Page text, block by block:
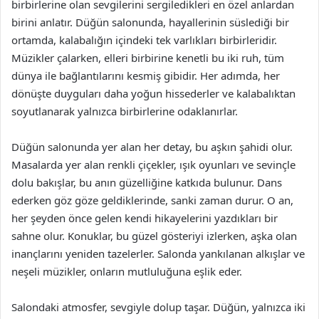
birbirlerine olan sevgilerini sergiledikleri en özel anlardan
birini anlatır. Düğün salonunda, hayallerinin süslediği bir
ortamda, kalabalığın içindeki tek varlıkları birbirleridir.
Müzikler çalarken, elleri birbirine kenetli bu iki ruh, tüm
dünya ile bağlantılarını kesmiş gibidir. Her adımda, her
dönüşte duyguları daha yoğun hissederler ve kalabalıktan
soyutlanarak yalnızca birbirlerine odaklanırlar.
Düğün salonunda yer alan her detay, bu aşkın şahidi olur.
Masalarda yer alan renkli çiçekler, ışık oyunları ve sevinçle
dolu bakışlar, bu anın güzelliğine katkıda bulunur. Dans
ederken göz göze geldiklerinde, sanki zaman durur. O an,
her şeyden önce gelen kendi hikayelerini yazdıkları bir
sahne olur. Konuklar, bu güzel gösteriyi izlerken, aşka olan
inançlarını yeniden tazelerler. Salonda yankılanan alkışlar ve
neşeli müzikler, onların mutluluğuna eşlik eder.
Salondaki atmosfer, sevgiyle dolup taşar. Düğün, yalnızca iki